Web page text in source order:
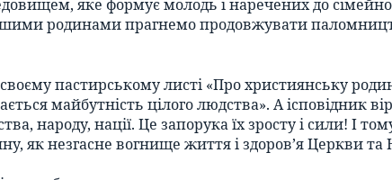
яке формує молодь і наречених до
родинами прагнемо продовжувати
пастирському листі «Про християнську
майбутність цілого людства». А ісповідник
народу, нації. Це запорука їх зросту і сили! І
як незгасне вогнище життя і здоров’я Церкви та